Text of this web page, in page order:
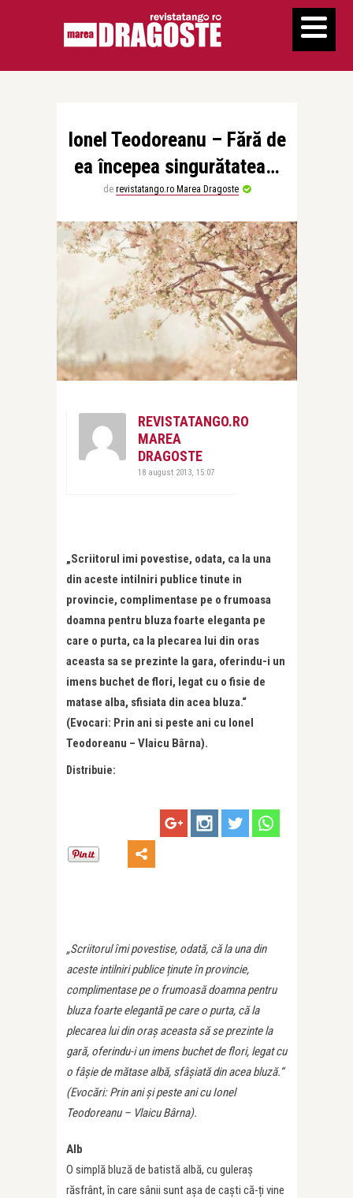
Ionel Teodoreanu – Fără de
ea începea singurătatea…
de revistatango.ro Marea Dragoste
REVISTATANGO.RO
MAREA
DRAGOSTE
18 august 2013, 15:07
„Scriitorul imi povestise, odata, ca la una
din aceste intilniri publice tinute in
provincie, complimentase pe o frumoasa
doamna pentru bluza foarte eleganta pe
care o purta, ca la plecarea lui din oras
aceasta sa se prezinte la gara, oferindu-i un
imens buchet de flori, legat cu o fisie de
matase alba, sfisiata din acea bluza.“
(Evocari: Prin ani si peste ani cu Ionel
Teodoreanu – Vlaicu Bârna).
Distribuie:
„Scriitorul îmi povestise, odată, că la una din
aceste intilniri publice ținute în provincie,
complimentase pe o frumoasă doamna pentru
bluza foarte elegantă pe care o purta, că la
plecarea lui din oraș aceasta să se prezinte la
gară, oferindu-i un imens buchet de flori, legat cu
o fâșie de mătase albă, sfâșiată din acea bluză.“
(Evocări: Prin ani și peste ani cu Ionel
Teodoreanu – Vlaicu Bârna).
Alb
O simplă bluză de batistă albă, cu guleraș
răsfrânt, în care sânii sunt așa de caști că-ți vine